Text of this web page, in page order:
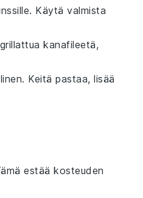
Käytä valmista
kanafileetä,
Keitä pastaa, lisää
estää kosteuden